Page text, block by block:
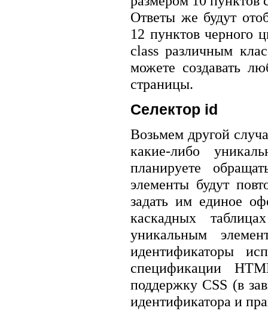
Ответы же будут
12 пунктов черного
class различным
можете создавать
страницы.
Селектор id
Возьмем другой
какие-либо
планируете
элементы будут
задать им единое
каскадных
уникальным
идентификаторы
спецификации
поддержку CSS (в
идентификатора и